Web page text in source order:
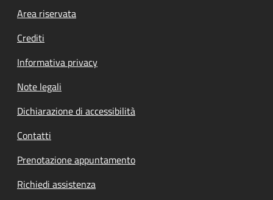
Footer menu
Area riservata
Crediti
Informativa privacy
Note legali
Dichiarazione di accessibilità
Contatti
Prenotazione appuntamento
Richiedi assistenza